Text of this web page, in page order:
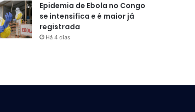
Epidemia de Ebola no Congo
se intensifica e é maior já
registrada
Há 4 dias